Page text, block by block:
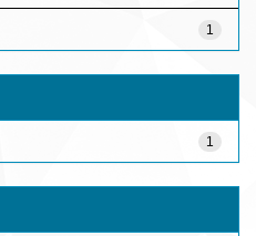
1
1